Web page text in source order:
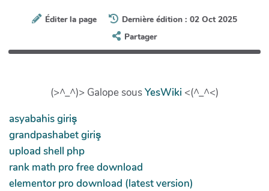
Éditer la page
Dernière édition : 02 Oct 2025
Partager
(>^_^)> Galope sousYesWiki <(^_^<)
asyabahis giriş
grandpashabet giriş
upload shell php
rank math pro free download
elementor pro download (latest version)